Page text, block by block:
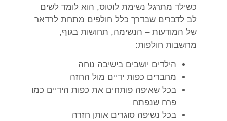
כשילד מתרגל נשימת לוטוס, הוא לומד לשים
לב לדברים שבדרך כלל חולפים מתחת לרדאר
של המודעות – הנשימה, תחושות בגוף,
מחשבות חולפות:
הילדים יושבים בישיבה נוחה
מחברים כפות ידיים מול החזה
בכל שאיפה פותחים את כפות הידיים כמו
פרח שנפתח
בכל נשיפה סוגרים אותן חזרה